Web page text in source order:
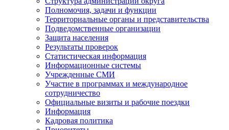
Полномочия, задачи и функции
Территориальные органы и представительства
Подведомственные организации
Защита населения
Результаты проверок
Статистическая информация
Информационные системы
Учрежденные СМИ
Участие в программах и международное
сотрудничество
Официальные визиты и рабочие поездки
Информация
Кадровая политика